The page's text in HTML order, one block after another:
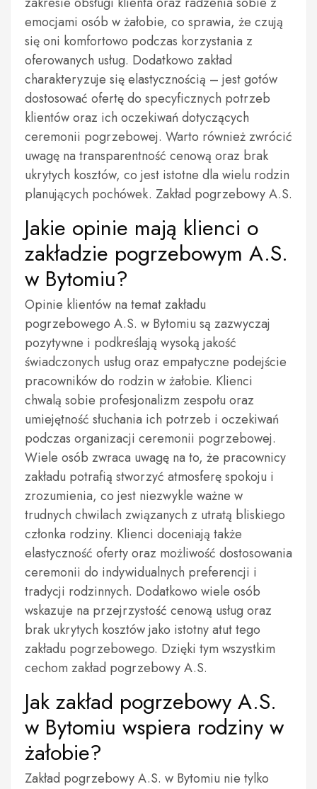
emocjami osób w żałobie, co sprawia, że czują
się oni komfortowo podczas korzystania z
oferowanych usług. Dodatkowo zakład
charakteryzuje się elastycznością – jest gotów
dostosować ofertę do specyficznych potrzeb
klientów oraz ich oczekiwań dotyczących
ceremonii pogrzebowej. Warto również zwrócić
uwagę na transparentność cenową oraz brak
ukrytych kosztów, co jest istotne dla wielu rodzin
planujących pochówek. Zakład pogrzebowy A.S.
Jakie opinie mają klienci o
zakładzie pogrzebowym A.S.
w Bytomiu?
Opinie klientów na temat zakładu
pogrzebowego A.S. w Bytomiu są zazwyczaj
pozytywne i podkreślają wysoką jakość
świadczonych usług oraz empatyczne podejście
pracowników do rodzin w żałobie. Klienci
chwalą sobie profesjonalizm zespołu oraz
umiejętność słuchania ich potrzeb i oczekiwań
podczas organizacji ceremonii pogrzebowej.
Wiele osób zwraca uwagę na to, że pracownicy
zakładu potrafią stworzyć atmosferę spokoju i
zrozumienia, co jest niezwykle ważne w
trudnych chwilach związanych z utratą bliskiego
członka rodziny. Klienci doceniają także
elastyczność oferty oraz możliwość dostosowania
ceremonii do indywidualnych preferencji i
tradycji rodzinnych. Dodatkowo wiele osób
wskazuje na przejrzystość cenową usług oraz
brak ukrytych kosztów jako istotny atut tego
zakładu pogrzebowego. Dzięki tym wszystkim
cechom zakład pogrzebowy A.S.
Jak zakład pogrzebowy A.S.
w Bytomiu wspiera rodziny w
żałobie?
Zakład pogrzebowy A.S. w Bytomiu nie tylko